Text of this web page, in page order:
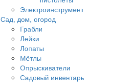
Электроинструмент
Сад, дом, огород
Грабли
Лейки
Лопаты
Мётлы
Опрыскиватели
Садовый инвентарь